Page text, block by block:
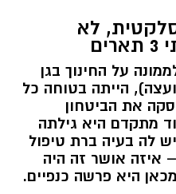
לא
על החינוך בגן
הייתה בטוחה כל
את הביטחון
מתקדם היא גילתה
לה בעיה ברת טיפול
איזה אושר זה היה
היא פרשה כנפיים.